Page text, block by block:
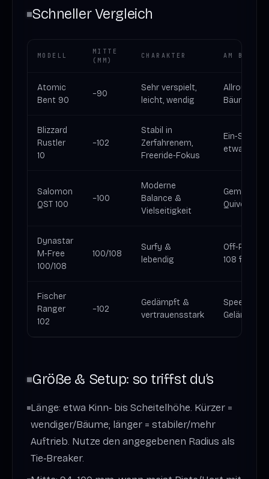
Schneller Vergleich
MODELL
MITTE
(MM)
CHARAKTER AM
Atomic
Bent 90
~90
Sehr verspielt,
leicht, wendig
Bäume
Blizzard
Rustler
10
~102
Stabil in
Zerfahrenem,
Freeride‑Fokus
etwas
Salomon
QST 100
~100
Moderne
Balance &
Vielseitigkeit
Gemischte
Dynastar
M‑Free
100/108
100/108
Surfy &
lebendig
Off‑Piste
108 für
Fischer
Ranger
102
~102
Gedämpft &
vertrauensstark
Speed,
Gelände
Größe & Setup: so triffst du’s
Länge: etwa Kinn‑ bis Scheitelhöhe. Kürzer =
wendiger/Bäume; länger = stabiler/mehr
Auftrieb. Nutze den angegebenen Radius als
Tie‑Breaker.